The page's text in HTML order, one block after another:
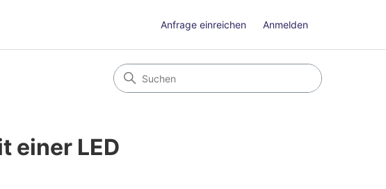
Anfrage einreichen Anmelden
einer LED